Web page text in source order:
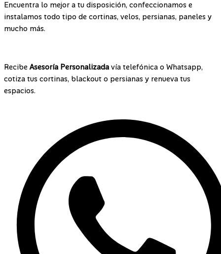
Encuentra lo mejor a tu disposición, confeccionamos e
instalamos todo tipo de cortinas, velos, persianas, paneles y
mucho más.
RecibeAsesoría Personalizada vía telefónica o Whatsapp,
cotiza tus cortinas, blackout o persianas y renueva tus
espacios.